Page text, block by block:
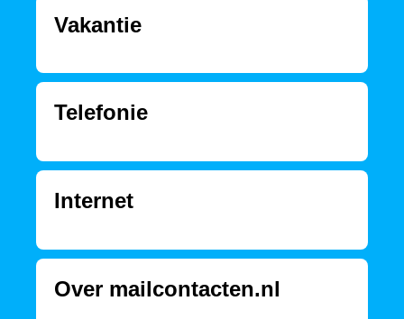
Vakantie
Telefonie
Internet
Over mailcontacten.nl